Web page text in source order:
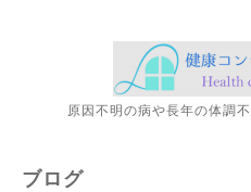
原因不明の病や長年の体調
ブログ